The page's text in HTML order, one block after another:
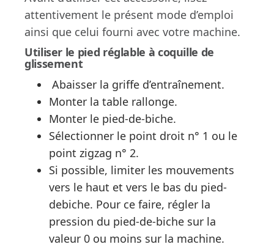
attentivement le présent mode d’emploi
ainsi que celui fourni avec votre machine.
Utiliser le pied réglable à coquille de
glissement
Abaisser la griffe d’entraînement.
Monter la table rallonge.
Monter le pied-de-biche.
Sélectionner le point droit n° 1 ou le
point zigzag n° 2.
Si possible, limiter les mouvements
vers le haut et vers le bas du pied-
debiche. Pour ce faire, régler la
pression du pied-de-biche sur la
valeur 0 ou moins sur la machine.